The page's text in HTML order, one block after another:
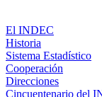
El INDEC
Historia
Sistema Estadístico
Cooperación
Direcciones
Cincuentenario del